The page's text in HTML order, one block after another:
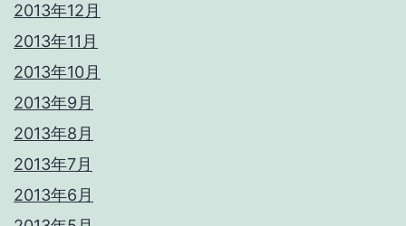
2013年12月
2013年11月
2013年10月
2013年9月
2013年8月
2013年7月
2013年6月